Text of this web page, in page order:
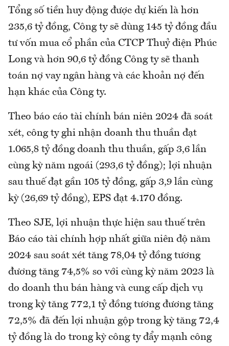
Tổng số tiền huy động được dự kiến là hơn
235,6 tỷ đồng, Công ty sẽ dùng 145 tỷ đồng đầu
tư vốn mua cổ phần của CTCP Thuỷ điện Phúc
Long và hơn 90,6 tỷ đồng Công ty sẽ thanh
toán nợ vay ngân hàng và các khoản nợ đến
hạn khác của Công ty.
Theo báo cáo tài chính bán niên 2024 đã soát
xét, công ty ghi nhận doanh thu thuần đạt
1.065,8 tỷ đồng doanh thu thuần, gấp 3,6 lần
cùng kỳ năm ngoái (293,6 tỷ đồng); lợi nhuận
sau thuế đạt gần 105 tỷ đồng, gấp 3,9 lần cùng
kỳ (26,69 tỷ đồng), EPS đạt 4.170 đồng.
Theo SJE, lợi nhuận thực hiện sau thuế trên
Báo cáo tài chính hợp nhất giữa niên độ năm
2024 sau soát xét tăng 78,04 tỷ đồng tương
đương tăng 74,5% so với cùng kỳ năm 2023 là
do doanh thu bán hàng và cung cấp dịch vụ
trong kỳ tăng 772,1 tỷ đồng tương đương tăng
72,5% đã đến lợi nhuận gộp trong kỳ tăng 72,4
tỷ đồng là do trong kỳ công ty đẩy mạnh công